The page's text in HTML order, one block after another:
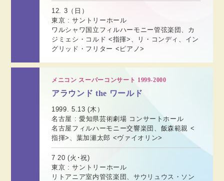
12. 3（日）
東京 : サントリーホール
ワルシャワ国立フィルハーモニー管弦楽団、カ
ジミェシ・コルド <指揮>、リ・コンディ、イン
グリッド・フリター <ピアノ>
メニコン スーパーコンサート 1999-2000
アラウンド the ワールド
1999. 5.13 (木）
名古屋 : 愛知県芸術劇場 コンサートホール
名古屋フィルハーモニー交響楽団、飯森範親 <
指揮>、葉加瀬太郎 <ヴァイオリン>
7 20 (火･祝)
東京 : サントリーホール
リトアニア室内管弦楽団、サウリュウス・ソン